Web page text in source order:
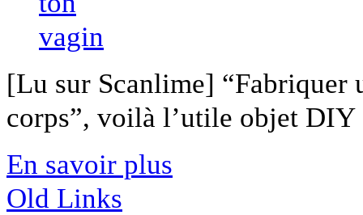
[Lu sur Scanlime] “Fabriquer
corps”, voilà l’utile objet
En savoir plus
Old Links